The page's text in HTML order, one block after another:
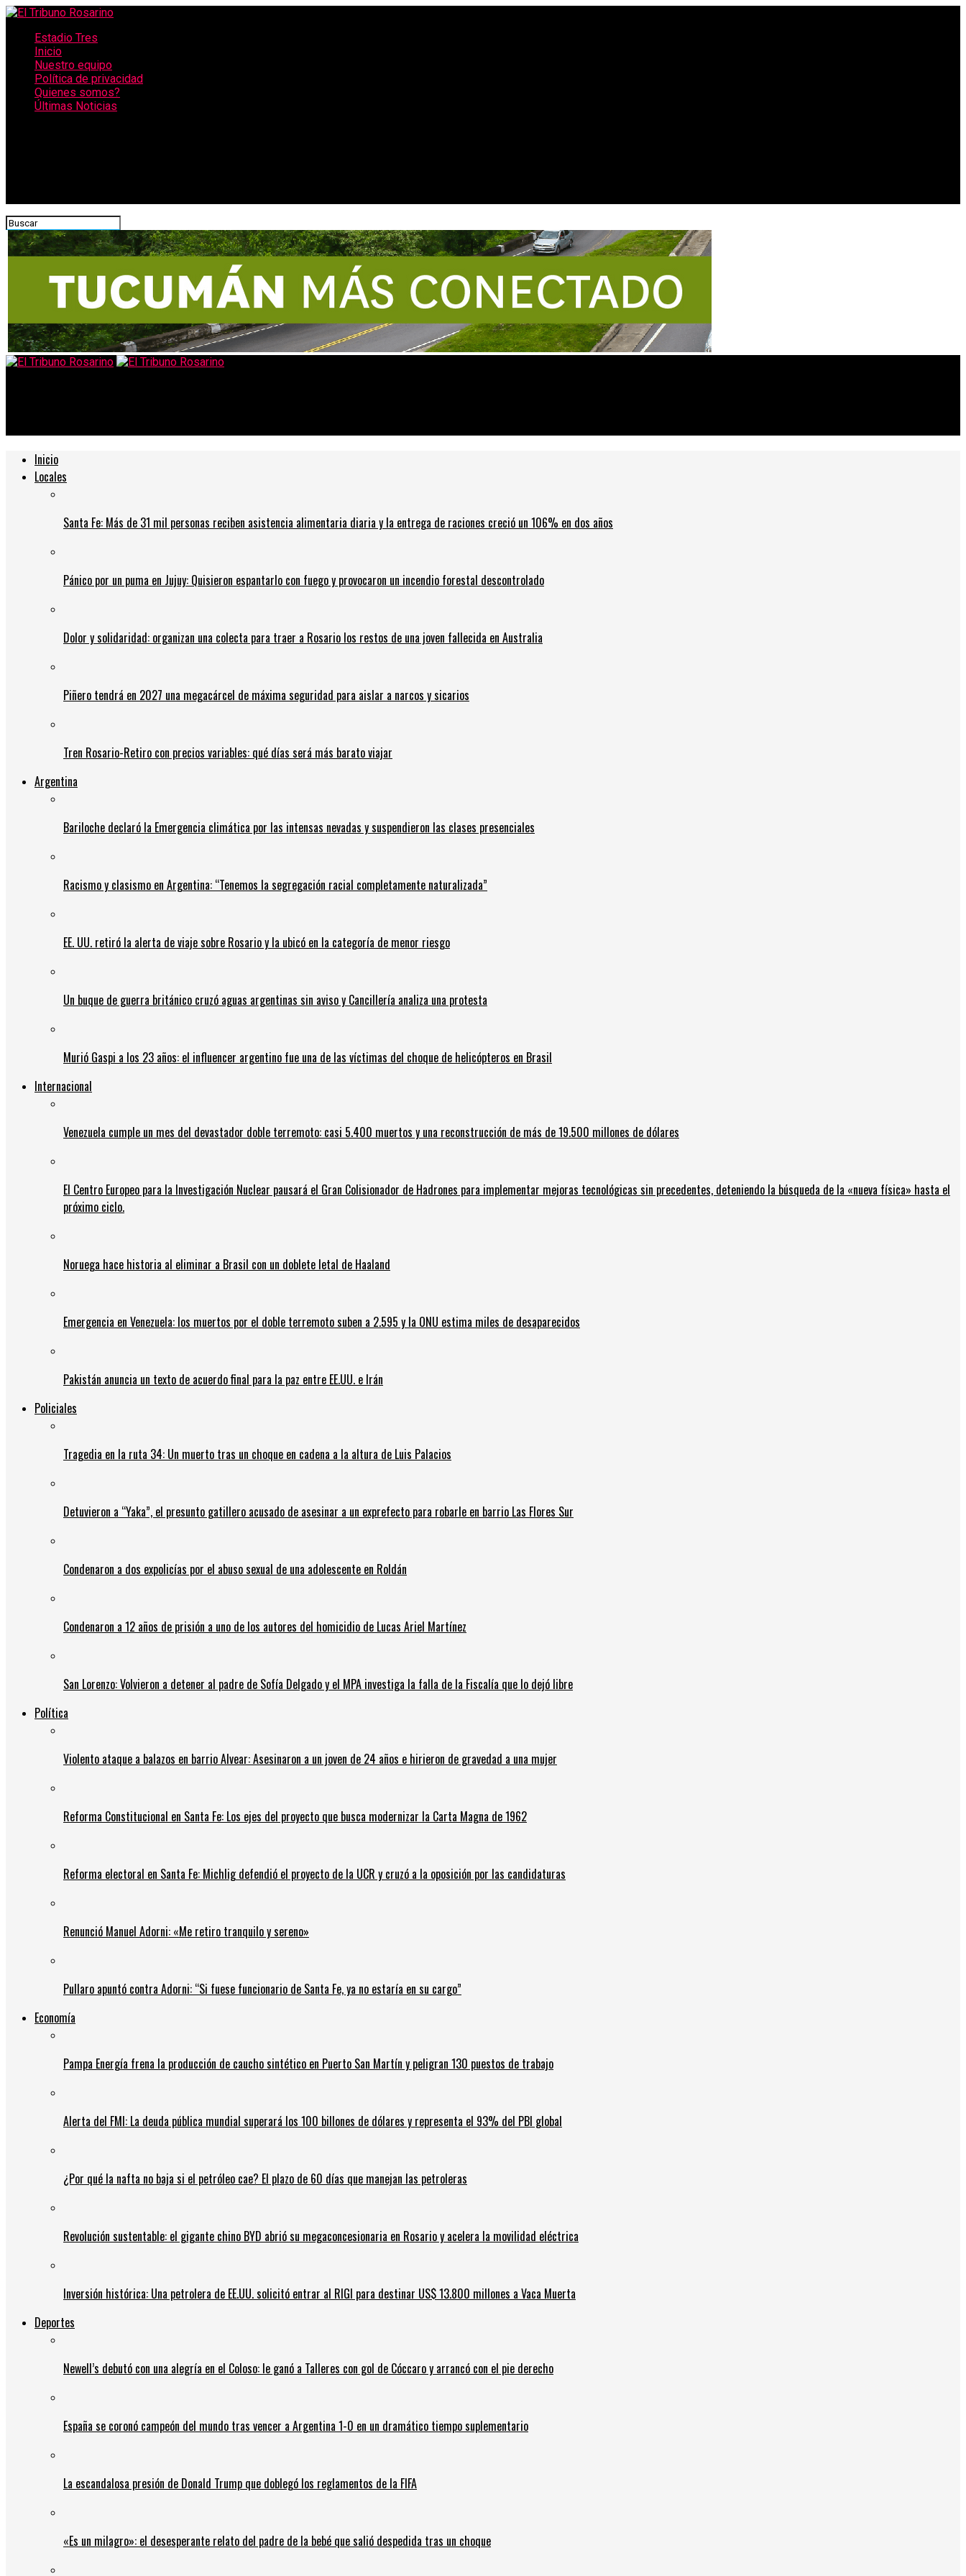
Estadio Tres
Inicio
Nuestro equipo
Política de privacidad
Quienes somos?
Últimas Noticias
Inicio
Locales
Santa Fe: Más de 31 mil personas reciben asistencia alimentaria diaria y la entrega de raciones creció un 106% en dos años
Pánico por un puma en Jujuy: Quisieron espantarlo con fuego y provocaron un incendio forestal descontrolado
Dolor y solidaridad: organizan una colecta para traer a Rosario los restos de una joven fallecida en Australia
Piñero tendrá en 2027 una megacárcel de máxima seguridad para aislar a narcos y sicarios
Tren Rosario-Retiro con precios variables: qué días será más barato viajar
Argentina
Bariloche declaró la Emergencia climática por las intensas nevadas y suspendieron las clases presenciales
Racismo y clasismo en Argentina: “Tenemos la segregación racial completamente naturalizada”
EE. UU. retiró la alerta de viaje sobre Rosario y la ubicó en la categoría de menor riesgo
Un buque de guerra británico cruzó aguas argentinas sin aviso y Cancillería analiza una protesta
Murió Gaspi a los 23 años: el influencer argentino fue una de las víctimas del choque de helicópteros en Brasil
Internacional
Venezuela cumple un mes del devastador doble terremoto: casi 5.400 muertos y una reconstrucción de más de 19.500 millones de dólares
El Centro Europeo para la Investigación Nuclear pausará el Gran Colisionador de Hadrones para implementar mejoras tecnológicas sin precedentes, deteniendo la búsqueda de la «nueva física» hasta el
próximo ciclo.
Noruega hace historia al eliminar a Brasil con un doblete letal de Haaland
Emergencia en Venezuela: los muertos por el doble terremoto suben a 2.595 y la ONU estima miles de desaparecidos
Pakistán anuncia un texto de acuerdo final para la paz entre EE.UU. e Irán
Policiales
Tragedia en la ruta 34: Un muerto tras un choque en cadena a la altura de Luis Palacios
Detuvieron a “Yaka”, el presunto gatillero acusado de asesinar a un exprefecto para robarle en barrio Las Flores Sur
Condenaron a dos expolicías por el abuso sexual de una adolescente en Roldán
Condenaron a 12 años de prisión a uno de los autores del homicidio de Lucas Ariel Martínez
San Lorenzo: Volvieron a detener al padre de Sofía Delgado y el MPA investiga la falla de la Fiscalía que lo dejó libre
Política
Violento ataque a balazos en barrio Alvear: Asesinaron a un joven de 24 años e hirieron de gravedad a una mujer
Reforma Constitucional en Santa Fe: Los ejes del proyecto que busca modernizar la Carta Magna de 1962
Reforma electoral en Santa Fe: Michlig defendió el proyecto de la UCR y cruzó a la oposición por las candidaturas
Renunció Manuel Adorni: «Me retiro tranquilo y sereno»
Pullaro apuntó contra Adorni: “Si fuese funcionario de Santa Fe, ya no estaría en su cargo”
Economía
Pampa Energía frena la producción de caucho sintético en Puerto San Martín y peligran 130 puestos de trabajo
Alerta del FMI: La deuda pública mundial superará los 100 billones de dólares y representa el 93% del PBI global
¿Por qué la nafta no baja si el petróleo cae? El plazo de 60 días que manejan las petroleras
Revolución sustentable: el gigante chino BYD abrió su megaconcesionaria en Rosario y acelera la movilidad eléctrica
Inversión histórica: Una petrolera de EE.UU. solicitó entrar al RIGI para destinar US$ 13.800 millones a Vaca Muerta
Deportes
Newell’s debutó con una alegría en el Coloso: le ganó a Talleres con gol de Cóccaro y arrancó con el pie derecho
España se coronó campeón del mundo tras vencer a Argentina 1-0 en un dramático tiempo suplementario
La escandalosa presión de Donald Trump que doblegó los reglamentos de la FIFA
«Es un milagro»: el desesperante relato del padre de la bebé que salió despedida tras un choque